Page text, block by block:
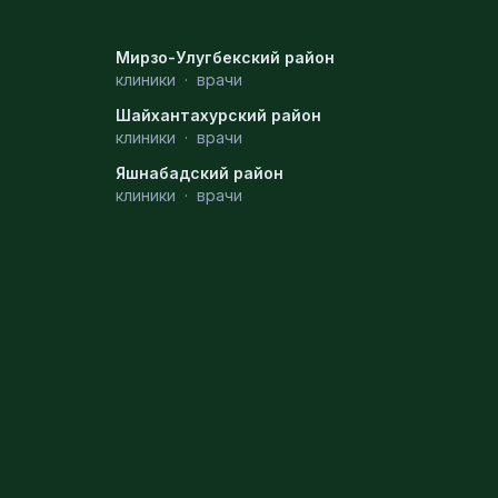
Мирзо-Улугбекский район
клиники · врачи
Шайхантахурский район
клиники · врачи
Яшнабадский район
клиники · врачи